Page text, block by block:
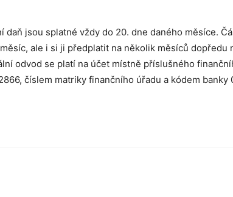
daň jsou splatné vždy do 20. dne daného měsíce.
ale i si ji předplatit na několik měsíců dopředu
odvod se platí na účet místně příslušného
číslem matriky finančního úřadu a kódem banky